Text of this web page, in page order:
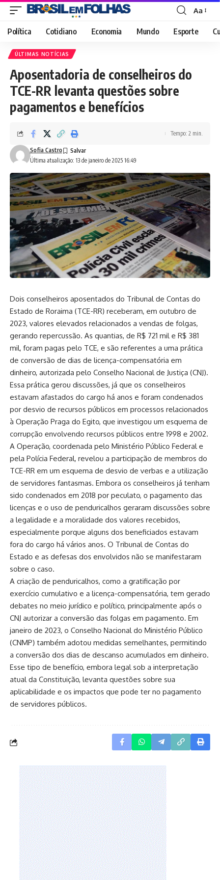
Font
Resizer
Aa
Política Cotidiano Economia Mundo Esporte
ÚLTIMAS NOTÍCIAS
Aposentadoria de conselheiros do
TCE-RR levanta questões sobre
pagamentos e benefícios
Última atualização: 13 de janeiro de 2025 16:49
Sofia Castro
Tempo: 2 min.
Dois conselheiros aposentados do Tribunal de Contas do
Estado de Roraima (TCE-RR) receberam, em outubro de
2023, valores elevados relacionados a vendas de folgas,
gerando repercussão. As quantias, de R$ 721 mil e R$ 381
mil, foram pagas pelo TCE, e são referentes a uma prática
de conversão de dias de licença-compensatória em
dinheiro, autorizada pelo Conselho Nacional de Justiça (CNJ).
Essa prática gerou discussões, já que os conselheiros
estavam afastados do cargo há anos e foram condenados
por desvio de recursos públicos em processos relacionados
à Operação Praga do Egito, que investigou um esquema de
corrupção envolvendo recursos públicos entre 1998 e 2002.
A Operação, coordenada pelo Ministério Público Federal e
pela Polícia Federal, revelou a participação de membros do
TCE-RR em um esquema de desvio de verbas e a utilização
de servidores fantasmas. Embora os conselheiros já tenham
sido condenados em 2018 por peculato, o pagamento das
licenças e o uso de penduricalhos geraram discussões sobre
a legalidade e a moralidade dos valores recebidos,
especialmente porque alguns dos beneficiados estavam
fora do cargo há vários anos. O Tribunal de Contas do
Estado e as defesas dos envolvidos não se manifestaram
sobre o caso.
A criação de penduricalhos, como a gratificação por
exercício cumulativo e a licença-compensatória, tem gerado
debates no meio jurídico e político, principalmente após o
CNJ autorizar a conversão das folgas em pagamento. Em
janeiro de 2023, o Conselho Nacional do Ministério Público
(CNMP) também adotou medidas semelhantes, permitindo
a conversão dos dias de descanso acumulados em dinheiro.
Esse tipo de benefício, embora legal sob a interpretação
atual da Constituição, levanta questões sobre sua
aplicabilidade e os impactos que pode ter no pagamento
de servidores públicos.